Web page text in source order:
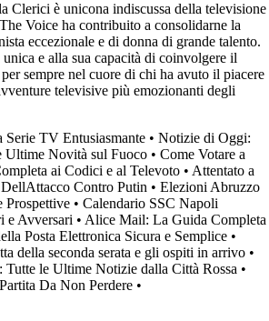
Clerici è unicona indiscussa della televisione
Voice ha contribuito a consolidarne la
eccezionale e di donna di grande talento.
unica e alla sua capacità di coinvolgere il
sempre nel cuore di chi ha avuto il piacere
televisive più emozionanti degli
TV Entusiasmante • Notizie di Oggi:
Ultime Novità sul Fuoco • Come Votare a
ai Codici e al Televoto • Attentato a
Contro Putin • Elezioni Abruzzo
Prospettive • Calendario SSC Napoli
e Avversari • Alice Mail: La Guida Completa
Posta Elettronica Sicura e Semplice •
della seconda serata e gli ospiti in arrivo •
le Ultime Notizie dalla Città Rossa •
Da Non Perdere •